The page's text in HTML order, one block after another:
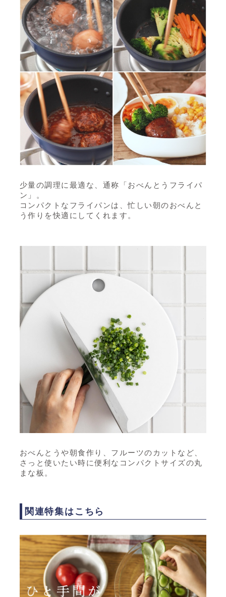
少量の調理に最適な、通称「おべんとうフライパ
ン」。
コンパクトなフライパンは、忙しい朝のおべんと
う作りを快適にしてくれます。
おべんとうや朝食作り、フルーツのカットなど、
さっと使いたい時に便利なコンパクトサイズの丸
まな板。
関連特集はこちら